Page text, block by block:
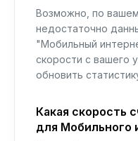
Возможно, по
недостаточно
"Мобильный
скорости с вашего
обновить
Какая скорость
для Мобильного